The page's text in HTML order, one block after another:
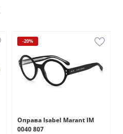
-20%
Оправа Isabel Marant IM
0040 807